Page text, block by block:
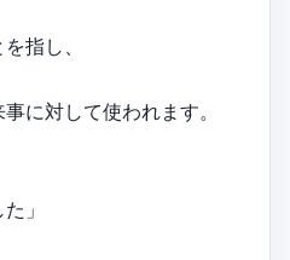
指し、
に対して使われます。
」